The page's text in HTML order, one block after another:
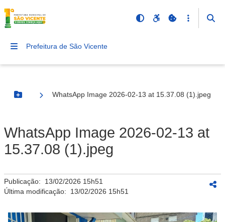
Prefeitura de São Vicente
Botão Menu
WhatsApp Image 2026-02-13 at 15.37.08 (1).jpeg
WhatsApp Image 2026-02-13 at
15.37.08 (1).jpeg
Publicação: 13/02/2026 15h51
Última modificação: 13/02/2026 15h51